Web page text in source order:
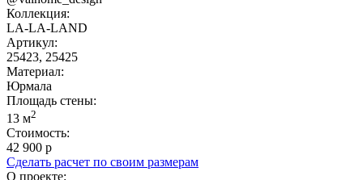
Коллекция:
LA-LA-LAND
Артикул:
25423, 25425
Материал:
Юрмала
Площадь cтены:
13 м2
Стоимость:
42 900 р
Сделать расчет по своим размерам
О проекте: